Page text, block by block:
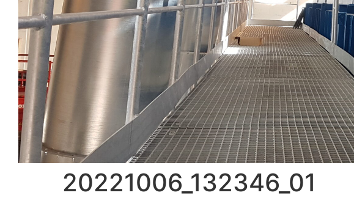
20221006_132346_01